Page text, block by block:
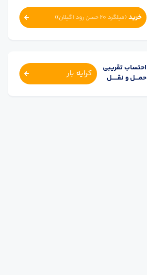
خرید (میلگرد 20 حسن رود (گیلان) )
احتساب تقریبی
حمــــل و نقــــــل
کرایه بار